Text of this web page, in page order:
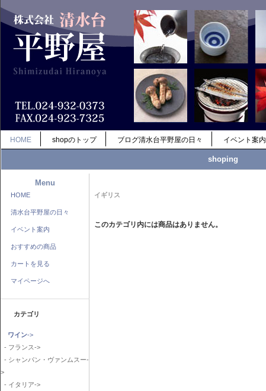
HOME shopのトップ ブログ清水台平野屋の日々 イベント案内
shoping
Menu
HOME
清水台平野屋の日々
イベント案内
おすすめの商品
カートを見る
マイページへ
カテゴリ
ワイン->
- フランス->
- シャンパン・ヴァンムスー-
>
- イタリア->
イギリス
このカテゴリ内には商品はありません。